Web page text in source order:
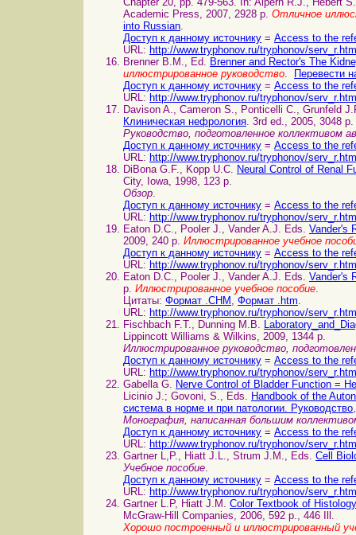
Academic Press, 2007, 2928 p. Отличное
into Russian.
Доступ к данному источнику = Access to the
URL: http://www.tryphonov.ru/tryphonov/
Brenner B.M., Ed. Brenner and Rector's The
иллюстрированное руководство.
Перевести
Доступ к данному источнику = Access to the
URL: http://www.tryphonov.ru/tryphonov/
Davison A., Cameron S., Ponticelli C., Grunfeld
Клиническая нефрология. 3rd ed., 2005, 3048 p.
Руководство, подготовленное коллективом
Доступ к данному источнику = Access to the
URL: http://www.tryphonov.ru/tryphonov/
DiBona G.F., Kopp U.C. Neural Control of Renal
City, Iowa, 1998, 123 p.
Обзор.
Доступ к данному источнику = Access to the
URL: http://www.tryphonov.ru/tryphonov/
Eaton D.C., Pooler J., Vander A.J. Eds. Vander's
2009, 240 p. Иллюстрированное учебное
Доступ к данному источнику = Access to the
URL: http://www.tryphonov.ru/tryphonov/
Eaton D.C., Pooler J., Vander A.J. Eds. Vander's
p. Иллюстрированное учебное пособие.
Цитаты: Формат .CHM , Формат .htm.
URL: http://www.tryphonov.ru/tryphonov/
Fischbach F.T., Dunning M.B.
Lippincott Williams & Wilkins, 2009, 1344 p.
Иллюстрированное руководство,
Доступ к данному источнику = Access to the
URL: http://www.tryphonov.ru/tryphonov/
Gabella G. Nerve Control of Bladder Function =
Licinio J.; Govoni, S., Eds. Handbook of the
система в норме и при патологии. Руководство
Монография, написанная большим
Доступ к данному источнику = Access to the
URL: http://www.tryphonov.ru/tryphonov/
Gartner L,P., Hiatt J.L., Strum J.M., Eds. Cell
Учебное пособие.
Доступ к данному источнику = Access to the
URL: http://www.tryphonov.ru/tryphonov/
Gartner L.P, Hiatt J.M. Color Textbook of
McGraw-Hill Companies, 2006, 592 p., 446 Ill.
Хорошо построенный и иллюстрированный